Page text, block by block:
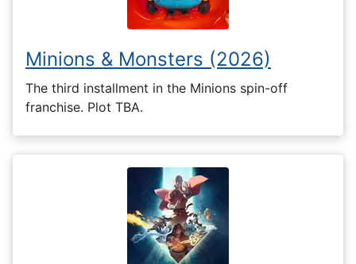
Minions & Monsters (2026)
The third installment in the Minions spin-off
franchise. Plot TBA.